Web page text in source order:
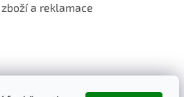
a reklamace